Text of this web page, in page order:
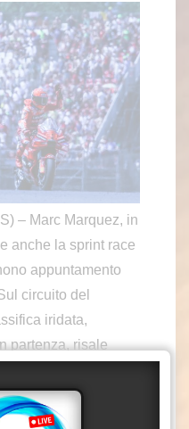
– Marc Marquez, in
anche la sprint race
appuntamento
circuito del
iridata,
partenza, risale
Gresini). Completa il
Bagnaia (Ducati),